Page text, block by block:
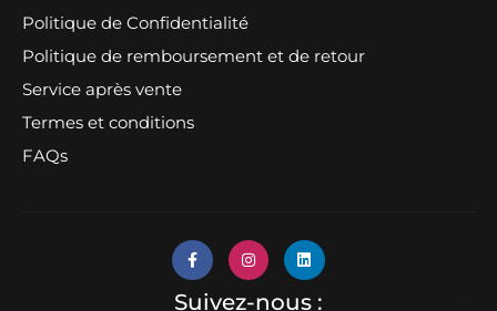
Politique de Confidentialité
Politique de remboursement et de retour
Service après vente
Termes et conditions
FAQs
Suivez-nous :